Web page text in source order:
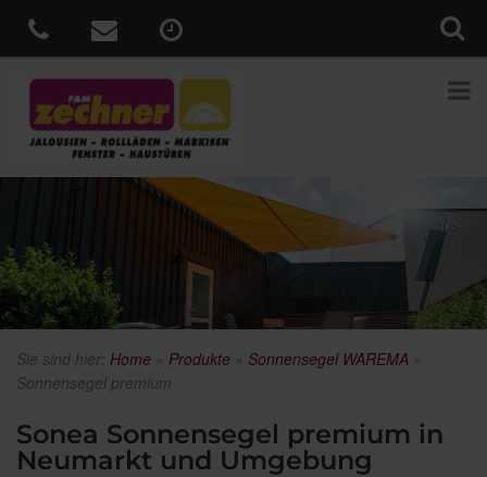
Sie sind hier: Home » Produkte » Sonnensegel WAREMA »
Sonnensegel premium
Sonea Sonnensegel premium in
Neumarkt und Umgebung